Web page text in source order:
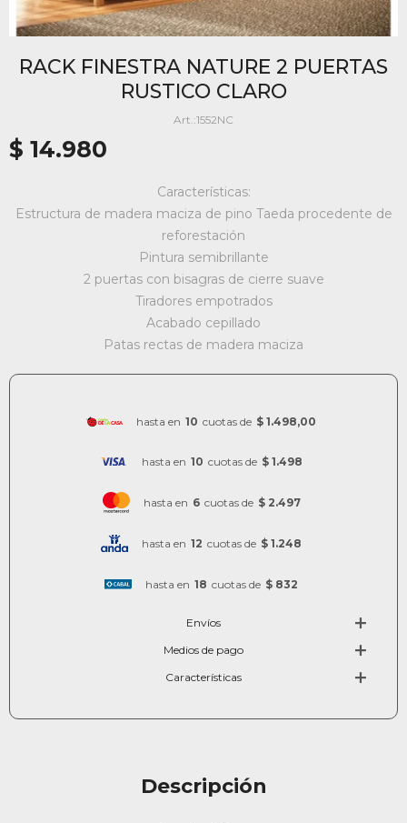
RACK FINESTRA NATURE 2 PUERTAS
RUSTICO CLARO
1552NC
$ 14.980
Características:
Estructura de madera maciza de pino Taeda procedente de
reforestación
Pintura semibrillante
2 puertas con bisagras de cierre suave
Tiradores empotrados
Acabado cepillado
Patas rectas de madera maciza
hasta en 10 cuotas de $ 1.498,00
hasta en 10 cuotas de $ 1.498
hasta en 6 cuotas de $ 2.497
hasta en 12 cuotas de $ 1.248
hasta en 18 cuotas de $ 832
Envíos
Medios de pago
Características
Descripción